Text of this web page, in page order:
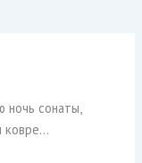
ночь сонаты,
ковре…